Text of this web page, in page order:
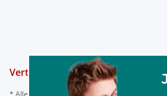
Vertrag widerrufen
* Alle Preise inkl. gesetzl. Mehrwertsteuer, ggf.